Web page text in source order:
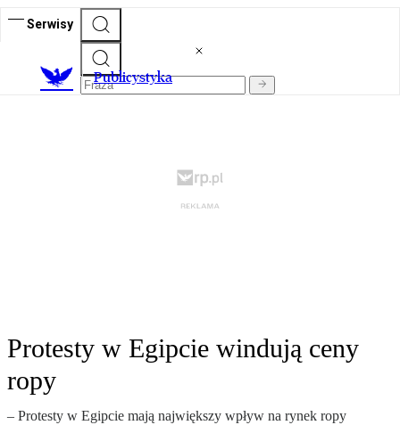
Serwisy
Publicystyka
Protesty w Egipcie windują ceny
ropy
– Protesty w Egipcie mają największy wpływ na rynek ropy